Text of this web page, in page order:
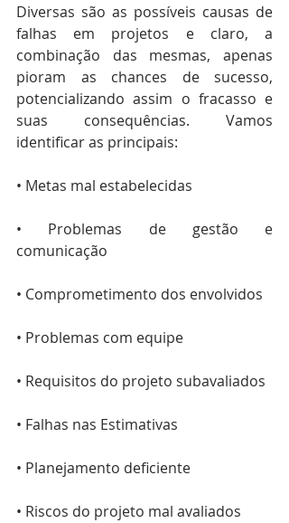
Diversas são as possíveis causas de
falhas em projetos e claro, a
combinação das mesmas, apenas
pioram as chances de sucesso,
potencializando assim o fracasso e
suas consequências. Vamos
identificar as principais:
• Metas mal estabelecidas
• Problemas de gestão e
comunicação
• Comprometimento dos envolvidos
• Problemas com equipe
• Requisitos do projeto subavaliados
• Falhas nas Estimativas
• Planejamento deficiente
• Riscos do projeto mal avaliados